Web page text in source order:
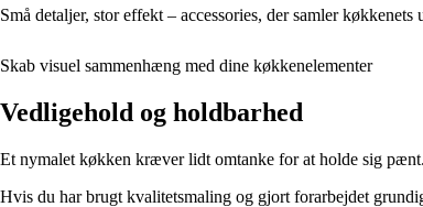
Små detaljer, stor effekt – accessories, der samler køkkenets
Skab visuel sammenhæng med dine køkkenelementer
Vedligehold og holdbarhed
Et nymalet køkken kræver lidt omtanke for at holde sig
Hvis du har brugt kvalitetsmaling og gjort forarbejdet